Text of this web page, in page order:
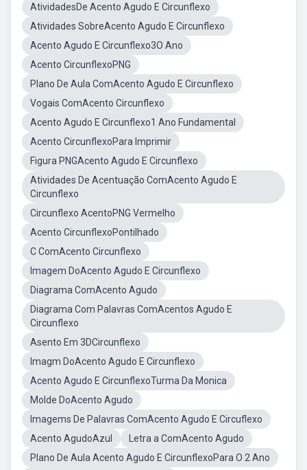
AtividadesDe Acento Agudo E Circunflexo
Atividades SobreAcento Agudo E Circunflexo
Acento Agudo E Circunflexo3O Ano
Acento CircunflexoPNG
Plano De Aula ComAcento Agudo E Circunflexo
Vogais ComAcento Circunflexo
Acento Agudo E Circunflexo1 Ano Fundamental
Acento CircunflexoPara Imprimir
Figura PNGAcento Agudo E Circunflexo
Atividades De Acentuação ComAcento Agudo E
Circunflexo
Circunflexo AcentoPNG Vermelho
Acento CircunflexoPontilhado
C ComAcento Circunflexo
Imagem DoAcento Agudo E Circunflexo
Diagrama ComAcento Agudo
Diagrama Com Palavras ComAcentos Agudo E
Circunflexo
Asento Em 3DCircunflexo
Imagm DoAcento Agudo E Circunflexo
Acento Agudo E CircunflexoTurma Da Monica
Molde DoAcento Agudo
Imagems De Palavras ComAcento Agudo E Circuflexo
Acento AgudoAzul
Letra a ComAcento Agudo
Plano De Aula Acento Agudo E CircunflexoPara O 2 Ano